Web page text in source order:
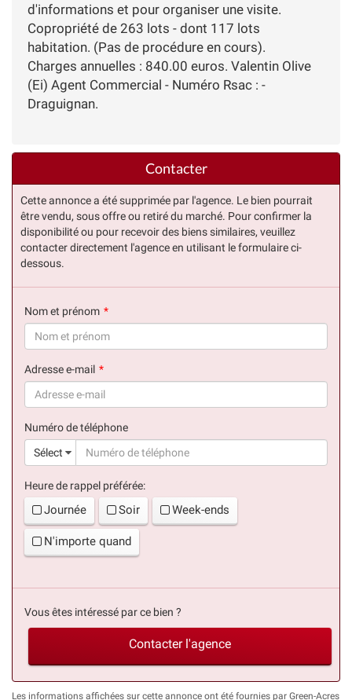
d'informations et pour organiser une visite.
Copropriété de 263 lots - dont 117 lots
habitation. (Pas de procédure en cours).
Charges annuelles : 840.00 euros. Valentin Olive
(Ei) Agent Commercial - Numéro Rsac : -
Draguignan.
Contacter
Cette annonce a été supprimée par l'agence. Le bien pourrait
être vendu, sous offre ou retiré du marché. Pour confirmer la
disponibilité ou pour recevoir des biens similaires, veuillez
contacter directement l'agence en utilisant le formulaire ci-
dessous.
Nom et prénom
Adresse e-mail
Numéro de téléphone
Sélect
Heure de rappel préférée:
Journée Soir Week-ends
N'importe quand
Vous êtes intéressé par ce bien ?
Contacter l'agence
Les informations affichées sur cette annonce ont été fournies par Green-Acres